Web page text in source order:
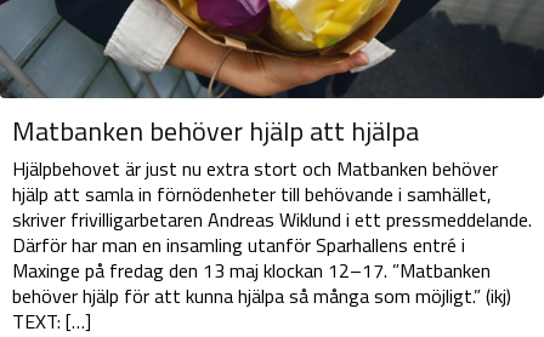
Matbanken behöver hjälp att hjälpa
Hjälpbehovet är just nu extra stort och Matbanken behöver
hjälp att samla in förnödenheter till behövande i samhället,
skriver frivilligarbetaren Andreas Wiklund i ett pressmeddelande.
Därför har man en insamling utanför Sparhallens entré i
Maxinge på fredag den 13 maj klockan 12–17. ”Matbanken
behöver hjälp för att kunna hjälpa så många som möjligt.” (ikj)
TEXT: […]